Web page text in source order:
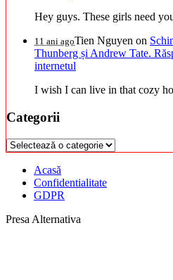
Hey guys. These girls need
11 ani agoTien Nguyen on
Thunberg și Andrew Tate.
internetul
I wish I can live in that cozy
Categorii
Categorii
Acasă
Confidentialitate
GDPR
Presa Alternativa